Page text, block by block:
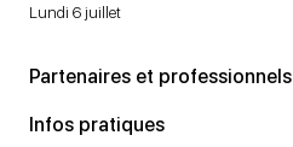
Lundi 6 juillet
Partenaires et professionnels
Infos pratiques